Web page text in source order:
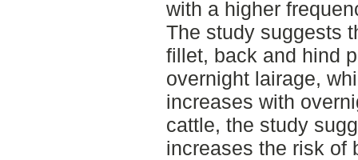
with a higher
The study suggests
fillet, back and hind
overnight lairage,
increases with
cattle, the study
increases the risk of